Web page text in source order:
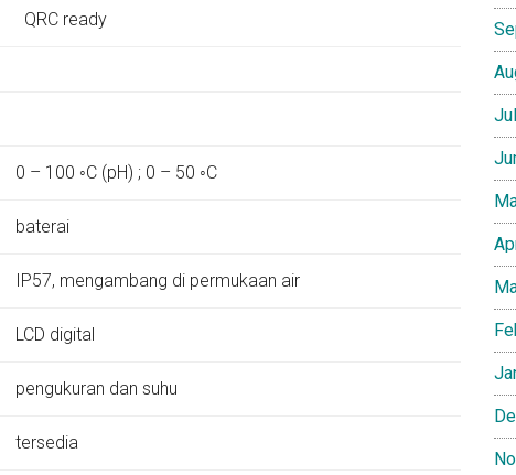
QRC ready
0 – 100 ◦C (pH) ; 0 – 50 ◦C
baterai
IP57, mengambang di permukaan air
LCD digital
pengukuran dan suhu
tersedia